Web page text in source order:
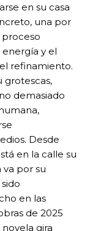
en su casa
una por
y el
refinamiento.
grotescas,
demasiado
Desde
en la calle su
va por su
en las
de 2025
gira